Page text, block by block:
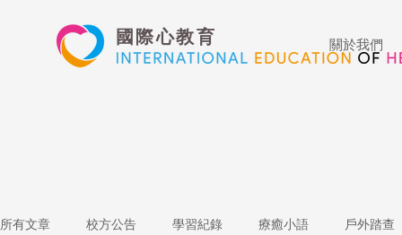
國際心教育 關於我們
所有文章 校方公告 學習紀錄 療癒小語 戶外踏查